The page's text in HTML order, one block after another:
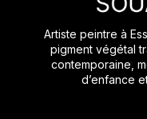
Artiste peintre à
pigment végétal
contemporaine,
d’enfance